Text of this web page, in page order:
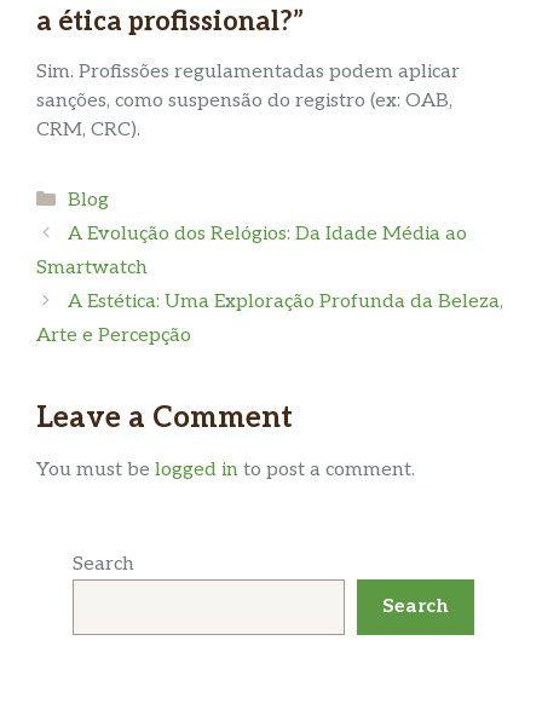
a ética profissional?”
Sim. Profissões regulamentadas podem aplicar
sanções, como suspensão do registro (ex: OAB,
CRM, CRC).
Categories
Blog
A Evolução dos Relógios: Da Idade Média ao
Smartwatch
A Estética: Uma Exploração Profunda da Beleza,
Arte e Percepção
Leave a Comment
You must be logged in to post a comment.
Search
Search